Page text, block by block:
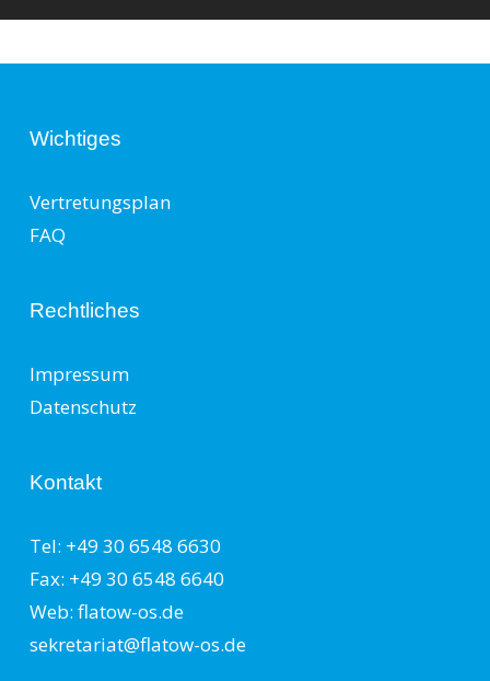
Wichtiges
Vertretungsplan
FAQ
Rechtliches
Impressum
Datenschutz
Kontakt
Tel: +49 30 6548 6630
Fax: +49 30 6548 6640
Web: flatow-os.de
sekretariat@flatow-os.de